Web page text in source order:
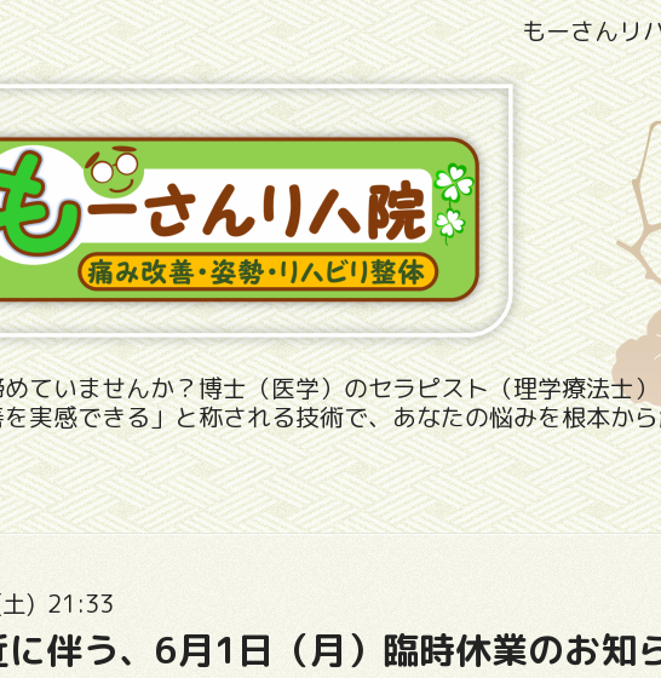
もーさんリ
ていませんか？博士（医学）のセラピスト（理学療法士
実感できる」と称される技術で、あなたの悩みを根本から
) 21:33
伴う、6月1日（月）臨時休業のお知